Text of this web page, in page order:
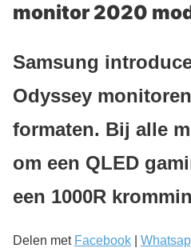
monitor 2020
Samsung
Odyssey
formaten. Bij alle
om een QLED
een 1000R
Delen met Facebook